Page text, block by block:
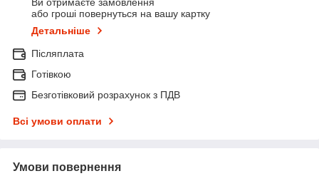
Ви отримаєте замовлення
або гроші повернуться на вашу картку
Детальніше
Післяплата
Готівкою
Безготівковий розрахунок з ПДВ
Всі умови оплати
Умови повернення